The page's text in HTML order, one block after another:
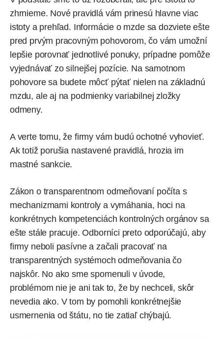
zhrnieme. Nové pravidlá vám prinesú hlavne viac
istoty a prehľad. Informácie o mzde sa dozviete ešte
pred prvým pracovným pohovorom, čo vám umožní
lepšie porovnať jednotlivé ponuky, prípadne pomôže
vyjednávať zo silnejšej pozície. Na samotnom
pohovore sa budete môcť pýtať nielen na základnú
mzdu, ale aj na podmienky variabilnej zložky
odmeny.
A verte tomu, že firmy vám budú ochotné vyhovieť.
Ak totiž porušia nastavené pravidlá, hrozia im
mastné sankcie.
Zákon o transparentnom odmeňovaní počíta s
mechanizmami kontroly a vymáhania, hoci na
konkrétnych kompetenciách kontrolných orgánov sa
ešte stále pracuje. Odborníci preto odporúčajú, aby
firmy neboli pasívne a začali pracovať na
transparentných systémoch odmeňovania čo
najskôr. No ako sme spomenuli v úvode,
problémom nie je ani tak to, že by nechceli, skôr
nevedia ako. V tom by pomohli konkrétnejšie
usmernenia od štátu, no tie zatiaľ chýbajú.